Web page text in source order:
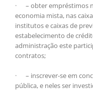
· – obter empréstimos
economia mista, nas
institutos e caixas de
estabelecimento de
administração este
contratos;
· – inscrever-se em
pública, e neles ser